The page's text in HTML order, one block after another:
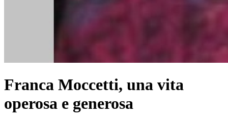
Franca Moccetti, una vita
operosa e generosa